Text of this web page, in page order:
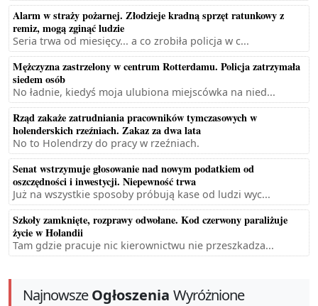
Alarm w straży pożarnej. Złodzieje kradną sprzęt ratunkowy z
remiz, mogą zginąć ludzie
Seria trwa od miesięcy... a co zrobiła policja w c...
Mężczyzna zastrzelony w centrum Rotterdamu. Policja zatrzymała
siedem osób
No ładnie, kiedyś moja ulubiona miejscówka na nied...
Rząd zakaże zatrudniania pracowników tymczasowych w
holenderskich rzeźniach. Zakaz za dwa lata
No to Holendrzy do pracy w rzeźniach.
Senat wstrzymuje głosowanie nad nowym podatkiem od
oszczędności i inwestycji. Niepewność trwa
Już na wszystkie sposoby próbują kase od ludzi wyc...
Szkoły zamknięte, rozprawy odwołane. Kod czerwony paraliżuje
życie w Holandii
Tam gdzie pracuje nic kierownictwu nie przeszkadza...
NajnowszeOgłoszenia Wyróżnione